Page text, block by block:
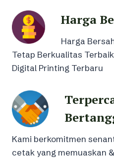
Harga
Harga
Tetap Berkualitas
Digital Printing Terbaru
Kami berkomitmen
cetak yang memuaskan